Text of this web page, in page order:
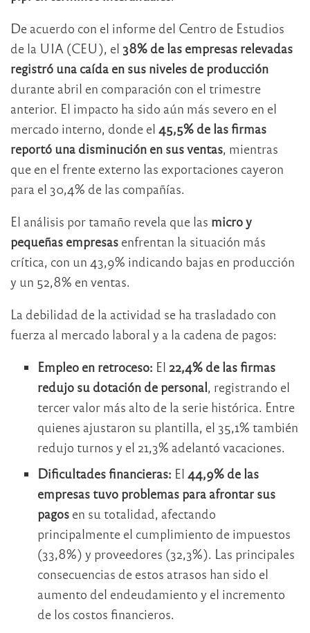
De acuerdo con el informe del Centro de Estudios
de la UIA (CEU), el 38% de las empresas relevadas
registró una caída en sus niveles de producción
durante abril en comparación con el trimestre
anterior. El impacto ha sido aún más severo en el
mercado interno, donde el 45,5% de las firmas
reportó una disminución en sus ventas, mientras
que en el frente externo las exportaciones cayeron
para el 30,4% de las compañías.
El análisis por tamaño revela que las micro y
pequeñas empresas enfrentan la situación más
crítica, con un 43,9% indicando bajas en producción
y un 52,8% en ventas.
La debilidad de la actividad se ha trasladado con
fuerza al mercado laboral y a la cadena de pagos:
Empleo en retroceso: El 22,4% de las firmas
redujo su dotación de personal, registrando el
tercer valor más alto de la serie histórica. Entre
quienes ajustaron su plantilla, el 35,1% también
redujo turnos y el 21,3% adelantó vacaciones.
Dificultades financieras: El 44,9% de las
empresas tuvo problemas para afrontar sus
pagosen su totalidad, afectando
principalmente el cumplimiento de impuestos
(33,8%) y proveedores (32,3%). Las principales
consecuencias de estos atrasos han sido el
aumento del endeudamiento y el incremento
de los costos financieros.